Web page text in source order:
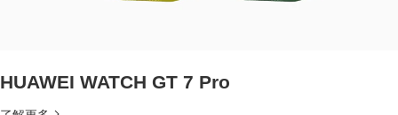
HUAWEI WATCH GT 7 Pro